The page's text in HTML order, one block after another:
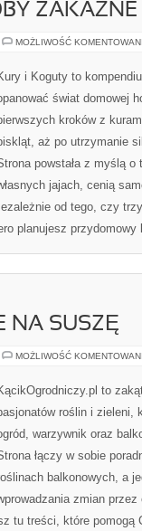
ZAKAŹNE
MOŻLIWOŚĆ
i Koguty to
świat domowej
kroków z
aż po utrzymanie
powstała z myślą
jajach, cenią
od tego, czy
planujesz
NA SUSZĘ
MOŻLIWOŚĆ
to
roślin i zieleni,
warzywnik oraz
łączy w sobie
balkonowych, a
zmian przez
tu treści, które pomogą